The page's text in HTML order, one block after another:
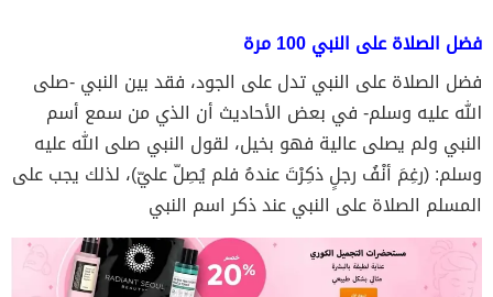
فضل الصلاة على النبي 100 مرة
فضل الصلاة على النبي تدل على الجود، فقد بين النبي -صلى
الله عليه وسلم- في بعض الأحاديث أن الذي من سمع أسم
النبي ولم يصلى عالية فهو بخيل، لقول النبي صلى الله عليه
وسلم: (رغِمَ أنْفُ رجلٍ ذكِرْتَ عندهُ فلم يُصِلّ عليّ)، لذلك يجب على
المسلم الصلاة على النبي عند ذكر اسم النبي